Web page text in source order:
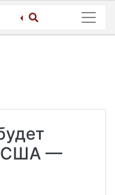
США —